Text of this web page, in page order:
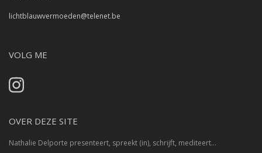
lichtblauwvermoeden@telenet.be
VOLG ME
OVER DEZE SITE
Nathalie Delporte presenteert, spreekt (in), schrijft, mediteert…